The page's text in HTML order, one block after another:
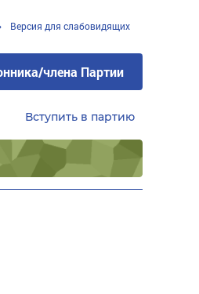
Версия для слабовидящих
члена Партии
Вступить в партию